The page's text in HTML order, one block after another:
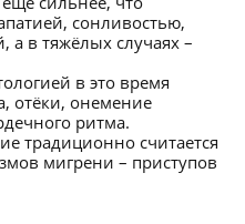
сонливостью,
а в тяжёлых случаях –
в это время
отёки, онемение
ритма.
традиционно считается
мигрени – приступов